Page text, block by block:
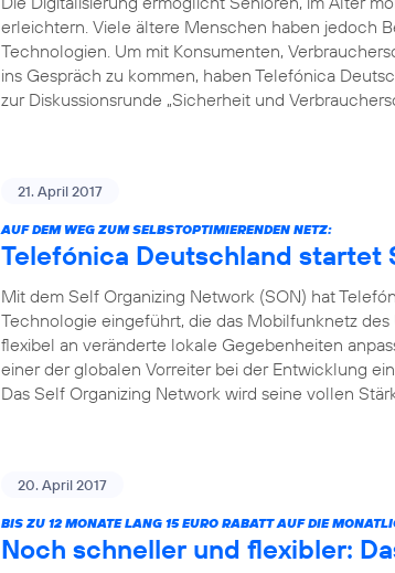
erleichtern. Viele ältere Menschen haben jedoch
Technologien. Um mit Konsumenten,
ins Gespräch zu kommen, haben Telefónica
zur Diskussionsrunde „Sicherheit und
21. April 2017
AUF DEM WEG ZUM SELBSTOPTIMIERENDEN NETZ:
Telefónica Deutschland startet
Mit dem Self Organizing Network (SON) hat
Technologie eingeführt, die das Mobilfunknetz
flexibel an veränderte lokale Gegebenheiten
einer der globalen Vorreiter bei der Entwicklung
Das Self Organizing Network wird seine vollen
20. April 2017
BIS ZU 12 MONATE LANG 15 EURO RABATT AUF DIE
Noch schneller und flexibler: